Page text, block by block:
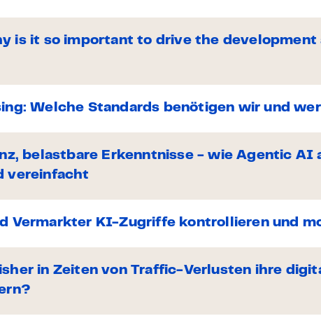
is it so important to drive the
Welche Standards benötigen wir und
belastbare Erkenntnisse - wie Agentic AI
vereinfacht
Vermarkter KI-Zugriffe kontrollieren und
in Zeiten von Traffic-Verlusten ihre